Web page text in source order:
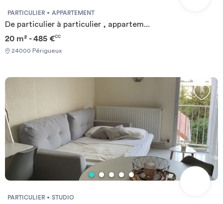
PARTICULIER APPARTEMENT
De particulier à particulier , appartem...
20 m² - 485 €CC
24000 Périgueux
PARTICULIER STUDIO